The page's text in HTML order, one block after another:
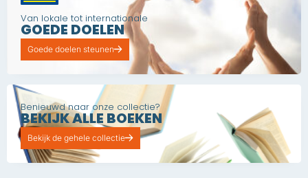
Van lokale tot internationale
GOEDE DOELEN
Goede doelen steunen
Benieuwd naar onze collectie?
BEKIJK ALLE BOEKEN
Bekijk de gehele collectie